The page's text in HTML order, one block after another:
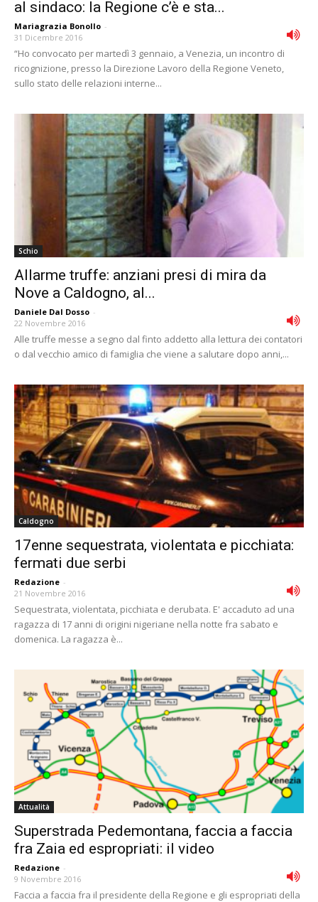
al sindaco: la Regione c’è e sta...
Mariagrazia Bonollo -
31 Dicembre 2016
“Ho convocato per martedì 3 gennaio, a Venezia, un incontro di
ricognizione, presso la Direzione Lavoro della Regione Veneto,
sullo stato delle relazioni interne...
Schio
Allarme truffe: anziani presi di mira da
Nove a Caldogno, al...
Daniele Dal Dosso -
22 Novembre 2016
Alle truffe messe a segno dal finto addetto alla lettura dei contatori
o dal vecchio amico di famiglia che viene a salutare dopo anni,...
Caldogno
17enne sequestrata, violentata e picchiata:
fermati due serbi
Redazione -
21 Novembre 2016
Sequestrata, violentata, picchiata e derubata. E' accaduto ad una
ragazza di 17 anni di origini nigeriane nella notte fra sabato e
domenica. La ragazza è...
Attualità
Superstrada Pedemontana, faccia a faccia
fra Zaia ed espropriati: il video
Redazione -
9 Novembre 2016
Faccia a faccia fra il presidente della Regione e gli espropriati della